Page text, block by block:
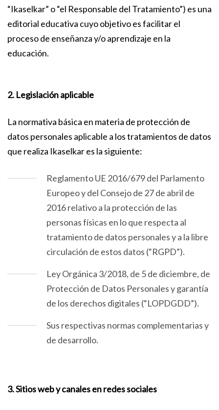
“Ikaselkar” o “el Responsable del Tratamiento”) es una
editorial educativa cuyo objetivo es facilitar el
proceso de enseñanza y/o aprendizaje en la
educación.
2. Legislación aplicable
La normativa básica en materia de protección de
datos personales aplicable a los tratamientos de datos
que realiza Ikaselkar es la siguiente:
Reglamento UE 2016/679 del Parlamento
Europeo y del Consejo de 27 de abril de
2016 relativo a la protección de las
personas físicas en lo que respecta al
tratamiento de datos personales y a la libre
circulación de estos datos (“RGPD”).
Ley Orgánica 3/2018, de 5 de diciembre, de
Protección de Datos Personales y garantía
de los derechos digitales (“LOPDGDD”).
Sus respectivas normas complementarias y
de desarrollo.
3. Sitios web y canales en redes sociales